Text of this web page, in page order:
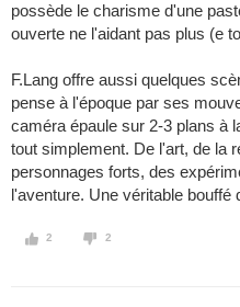
possède le charisme d'une
ouverte ne l'aidant pas plus (e
F.Lang offre aussi quelques
pense à l'époque par ses
caméra épaule sur 2-3 plans à
tout simplement. De l'art, de la
personnages forts, des
l'aventure. Une véritable bouffé
2 2